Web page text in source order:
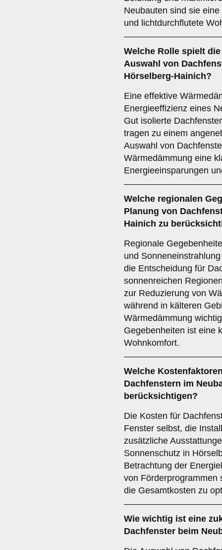
Neubauten sind sie
und lichtdurchflutete
Welche Rolle spielt
Auswahl von
Hörselberg-Hainich?
Eine effektive
Energieeffizienz eines
Gut isolierte
tragen zu einem
Auswahl von
Wärmedämmung eine
Energieeinsparungen
Welche regionalen
Planung von
Hainich zu
Regionale
und
die Entscheidung für
sonnenreichen
zur Reduzierung von
während in kälteren
Wärmedämmung
Gegebenheiten ist eine
Wohnkomfort.
Welche
Dachfenstern im
berücksichtigen?
Die Kosten für
Fenster selbst, die
zusätzliche
Sonnenschutz in
Betrachtung der
von Förderprogrammen
die Gesamtkosten zu
Wie wichtig ist eine
Dachfenster beim